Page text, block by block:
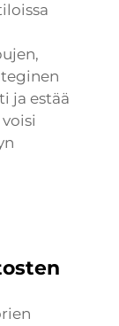
ja estää